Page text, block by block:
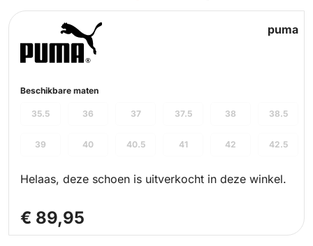
puma
Beschikbare maten
35.5
42
41
38
42.5
37 37.5
40.5
36 38.5
40
39
Helaas, deze schoen is uitverkocht in deze winkel.
€ 89,95